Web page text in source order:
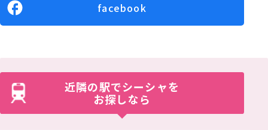
facebook
近隣の駅でシーシャを
お探しなら